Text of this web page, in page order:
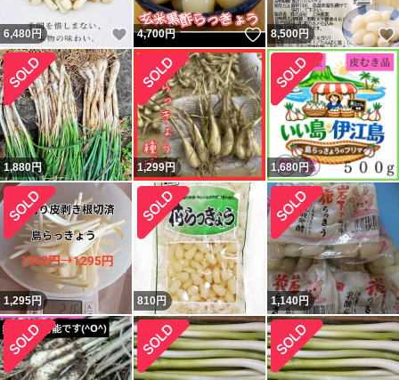
6,480 円 いいね！
4,700円 いいね！
8,500円
1,880円 1,299円 1,680円
1,295円 810円 1,140円